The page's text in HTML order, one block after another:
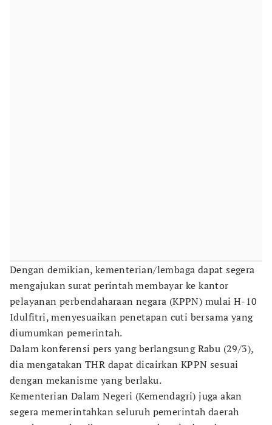
Dengan demikian, kementerian/lembaga dapat segera
mengajukan surat perintah membayar ke kantor
pelayanan perbendaharaan negara (KPPN) mulai H-10
Idulfitri, menyesuaikan penetapan cuti bersama yang
diumumkan pemerintah.
Dalam konferensi pers yang berlangsung Rabu (29/3),
dia mengatakan THR dapat dicairkan KPPN sesuai
dengan mekanisme yang berlaku.
Kementerian Dalam Negeri (Kemendagri) juga akan
segera memerintahkan seluruh pemerintah daerah